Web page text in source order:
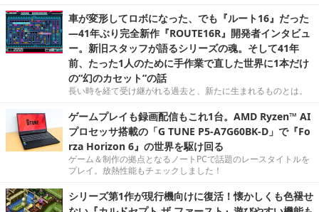
車が変形してロボになった、でも『ルート16』だった
―41年ぶり完全新作『ROUTE16R』開発者インタビュ
ー。新旧スタッフが語るシリーズの魂。そして41年
前、たった1人のために手作業で直した世界に1本だけ
の“幻のカセット”の話
長い時を経て受け継がれる過去と、新たに生まれるものとは。
ゲームプレイも録画配信もこれ1台。AMD Ryzen™ AI
プロセッサ搭載の「G TUNE P5-A7G60BK-D」で『Fo
rza Horizon 6』の世界を駆け回る
ゲーム＆制作の拠点となるノートPCで話題のレースタイトルを
プレイ。放熱性能もチェックしました！
シリーズ第1作が現行機向けに復活！懐かしくも色褪せ